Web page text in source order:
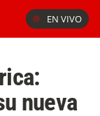
EN VIVO
nueva